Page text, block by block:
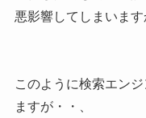
悪影響してしまいま
このように検索エン
ますが・・、